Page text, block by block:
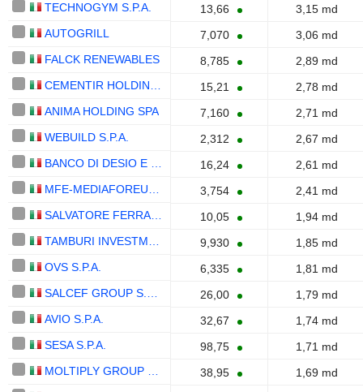
TECHNOGYM S.P.A.
13,66
3,15 md
AUTOGRILL
7,070
3,06 md
FALCK RENEWABLES
8,785
2,89 md
15,21
2,78 md
ANIMA HOLDING SPA
7,160
2,71 md
WEBUILD S.P.A.
2,312
2,67 md
16,24
2,61 md
3,754
2,41 md
10,05
1,94 md
9,930
1,85 md
OVS S.P.A.
6,335
1,81 md
26,00
1,79 md
AVIO S.P.A.
32,67
1,74 md
SESA S.P.A.
98,75
1,71 md
38,95
1,69 md